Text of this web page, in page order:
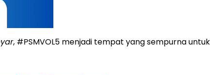
, #PSMVOL5 menjadi tempat yang sempurna